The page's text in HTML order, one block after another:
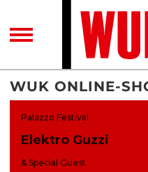
TOGGLE
WUK ONLINE-